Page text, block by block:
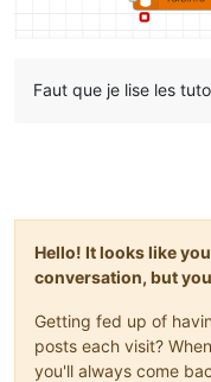
Faut que je lise les
Hello! It looks like
conversation, but
Getting fed up of
posts each visit?
you'll always come